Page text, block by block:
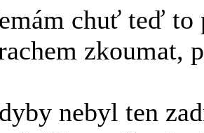
chuť teď to
zkoumat,
nebyl ten